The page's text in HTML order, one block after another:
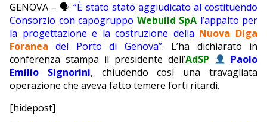
GENOVA – 🗣“È stato stato aggiudicato al costituendo
Consorzio con capogruppo Webuild SpA l’appalto per
la progettazione e la costruzione della Nuova Diga
Foranea del Porto di Genova”. L’ha dichiarato in
conferenza stampa il presidente dell’AdSP
Paolo
Emilio Signorini, chiudendo così una travagliata
operazione che aveva fatto temere forti ritardi.
[hidepost]